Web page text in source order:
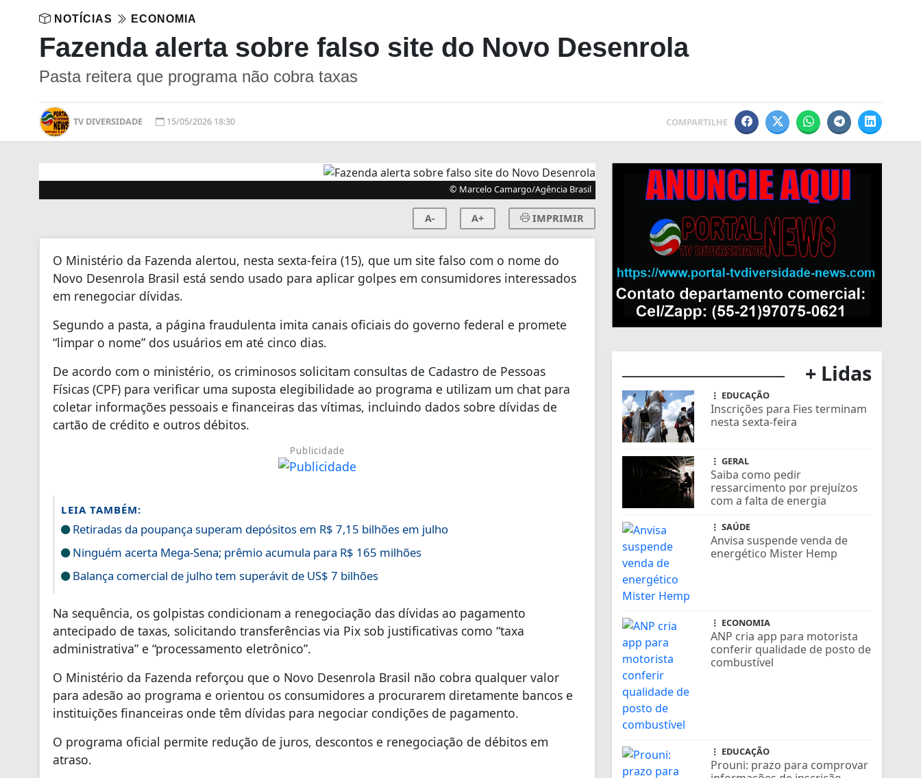
NOTÍCIAS ECONOMIA
Fazenda alerta sobre falso site do Novo Desenrola
Pasta reitera que programa não cobra taxas
TV DIVERSIDADE 15/05/2026 18:30 COMPARTILHE
© Marcelo Camargo/Agência Brasil
A- A+ IMPRIMIR
O Ministério da Fazenda alertou, nesta sexta-feira (15), que um site falso com o nome do
Novo Desenrola Brasil está sendo usado para aplicar golpes em consumidores interessados
em renegociar dívidas.
Segundo a pasta, a página fraudulenta imita canais oficiais do governo federal e promete
“limpar o nome” dos usuários em até cinco dias.
De acordo com o ministério, os criminosos solicitam consultas de Cadastro de Pessoas
Físicas (CPF) para verificar uma suposta elegibilidade ao programa e utilizam um chat para
coletar informações pessoais e financeiras das vítimas, incluindo dados sobre dívidas de
cartão de crédito e outros débitos.
Publicidade
LEIA TAMBÉM:
Retiradas da poupança superam depósitos em R$ 7,15 bilhões em julho
Ninguém acerta Mega-Sena; prêmio acumula para R$ 165 milhões
Balança comercial de julho tem superávit de US$ 7 bilhões
Na sequência, os golpistas condicionam a renegociação das dívidas ao pagamento
antecipado de taxas, solicitando transferências via Pix sob justificativas como “taxa
administrativa” e “processamento eletrônico”.
O Ministério da Fazenda reforçou que o Novo Desenrola Brasil não cobra qualquer valor
para adesão ao programa e orientou os consumidores a procurarem diretamente bancos e
instituições financeiras onde têm dívidas para negociar condições de pagamento.
O programa oficial permite redução de juros, descontos e renegociação de débitos em
atraso.
+ Lidas
EDUCAÇÃO
Inscrições para Fies terminam
nesta sexta-feira
GERAL
Saiba como pedir
ressarcimento por prejuízos
com a falta de energia
SAÚDE
Anvisa suspende venda de
energético Mister Hemp
ECONOMIA
ANP cria app para motorista
conferir qualidade de posto de
combustível
EDUCAÇÃO
Prouni: prazo para comprovar